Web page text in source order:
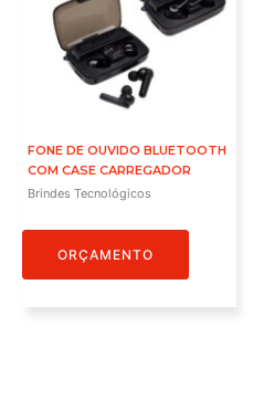
FONE DE OUVIDO BLUETOOTH
COM CASE CARREGADOR
Brindes Tecnológicos
ORÇAMENTO